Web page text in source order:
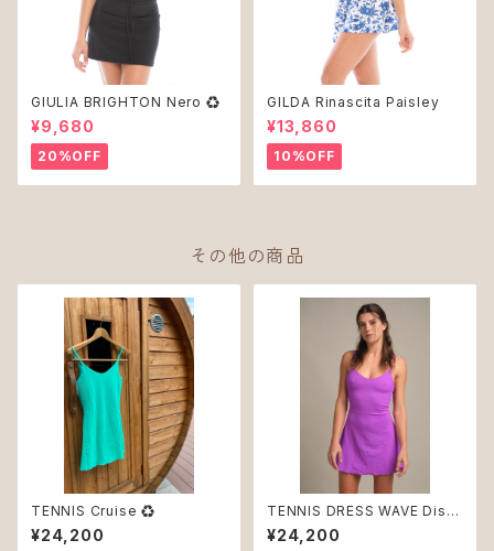
GIULIA BRIGHTON Nero ♻︎
¥9,680
20%OFF
GILDA Rinascita Paisley
¥13,860
10%OFF
その他の商品
TENNIS Cruise ♻︎
¥24,200
TENNIS DRESS WAVE Disc
o ♻︎
¥24,200